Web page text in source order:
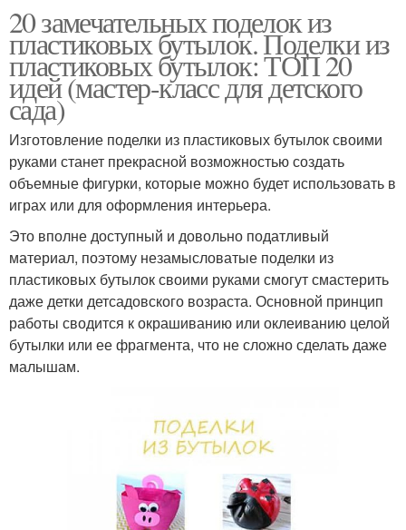
20 замечательных поделок из
пластиковых бутылок. Поделки из
пластиковых бутылок: ТОП 20
идей (мастер-класс для детского
сада)
Изготовление поделки из пластиковых бутылок своими
руками станет прекрасной возможностью создать
объемные фигурки, которые можно будет использовать в
играх или для оформления интерьера.
Это вполне доступный и довольно податливый
материал, поэтому незамысловатые поделки из
пластиковых бутылок своими руками смогут смастерить
даже детки детсадовского возраста. Основной принцип
работы сводится к окрашиванию или оклеиванию целой
бутылки или ее фрагмента, что не сложно сделать даже
малышам.